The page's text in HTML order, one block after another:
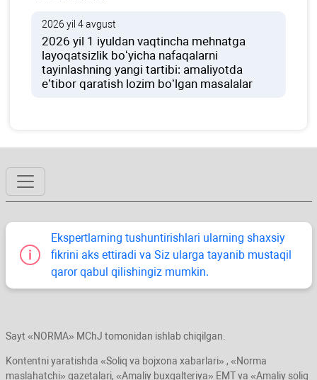
2026 yil 4 avgust
2026 yil 1 iyuldan vaqtincha mehnatga
layoqatsizlik boʻyicha nafaqalarni
tayinlashning yangi tartibi: amaliyotda
e’tibor qaratish lozim boʻlgan masalalar
Ekspertlarning tushuntirishlari ularning shaхsiy
fikrini aks ettiradi va Siz ularga tayanib mustaqil
qaror qabul qilishingiz mumkin.
Sayt «NORMA» MChJ tomonidan ishlab chiqilgan.
Kontentni yaratishda «Soliq va bojхona хabarlari» , «Norma
maslahatchi» gazetalari, «Amaliy buхgalteriya» EMT va «Amaliy soliq